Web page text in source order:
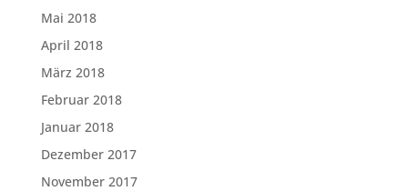
Mai 2018
April 2018
März 2018
Februar 2018
Januar 2018
Dezember 2017
November 2017